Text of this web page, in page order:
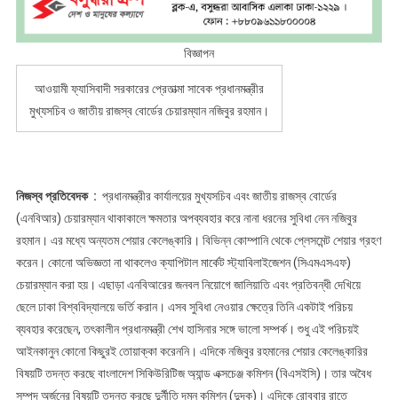
বিজ্ঞাপন
আওয়ামী ফ্যাসিবাদী সরকারের প্রেতাত্মা সাবেক প্রধানমন্ত্রীর
মুখ্যসচিব ও জাতীয় রাজস্ব বোর্ডের চেয়ারম্যান নজিবুর রহমান।
নিজস্ব প্রতিবেদক : প্রধানমন্ত্রীর কার্যালয়ের মুখ্যসচিব এবং জাতীয় রাজস্ব বোর্ডের
(এনবিআর) চেয়ারম্যান থাকাকালে ক্ষমতার অপব্যবহার করে নানা ধরনের সুবিধা নেন নজিবুর
রহমান। এর মধ্যে অন্যতম শেয়ার কেলেঙ্কারি। বিভিন্ন কোম্পানি থেকে প্লেসমেন্ট শেয়ার গ্রহণ
করেন। কোনো অভিজ্ঞতা না থাকলেও ক্যাপিটাল মার্কেট স্ট্যাবিলাইজেশন (সিএমএসএফ)
চেয়ারম্যান করা হয়। এছাড়া এনবিআরের জনবল নিয়োগে জালিয়াতি এবং প্রতিবন্ধী দেখিয়ে
ছেলে ঢাকা বিশ্ববিদ্যালয়ে ভর্তি করান। এসব সুবিধা নেওয়ার ক্ষেত্রে তিনি একটাই পরিচয়
ব্যবহার করেছেন, তৎকালীন প্রধানমন্ত্রী শেখ হাসিনার সঙ্গে ভালো সম্পর্ক। শুধু এই পরিচয়ই
আইনকানুন কোনো কিছুরই তোয়াক্কা করেননি। এদিকে নজিবুর রহমানের শেয়ার কেলেঙ্কারির
বিষয়টি তদন্ত করছে বাংলাদেশ সিকিউরিটিজ অ্যান্ড এক্সচেঞ্জ কমিশন (বিএসইসি)। তার অবৈধ
সম্পদ অর্জনের বিষয়টি তদন্ত করছে দুর্নীতি দমন কমিশন (দুদক)। এদিকে রোববার রাতে